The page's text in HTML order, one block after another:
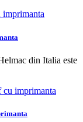
din Italia este